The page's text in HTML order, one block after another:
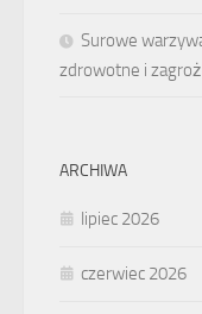
Surowe
zdrowotne i
ARCHIWA
lipiec 2026
czerwiec 2026